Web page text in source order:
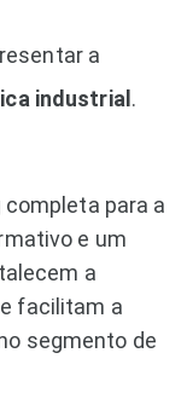
a
industrial .
para a
e um
a
facilitam a
segmento de